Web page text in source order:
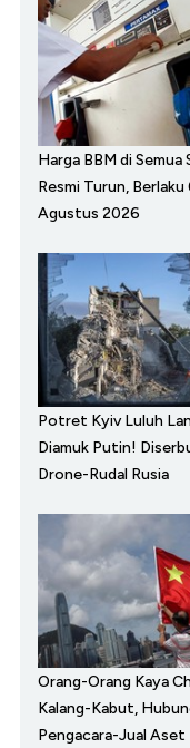
Harga BBM di Semua
Resmi Turun, Berlaku
Agustus 2026
Potret Kyiv Luluh
Diamuk Putin!
Drone-Rudal Rusia
Orang-Orang Kaya
Kalang-Kabut,
Pengacara-Jual Aset